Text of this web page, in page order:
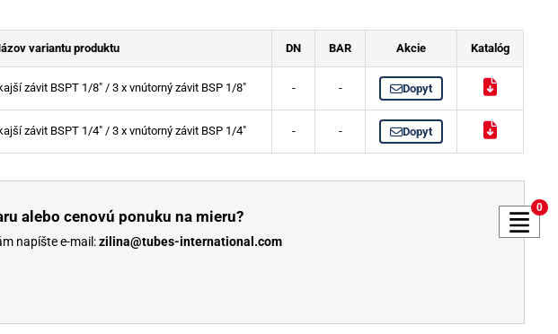
variantu produktu DN BAR Akcie Katalóg
závit BSPT 1/8" / 3 x vnútorný závit BSP 1/8" - - Dopyt
závit BSPT 1/4" / 3 x vnútorný závit BSP 1/4" - - Dopyt
alebo cenovú ponuku na mieru?
napíšte e-mail:zilina@tubes-international.com
0